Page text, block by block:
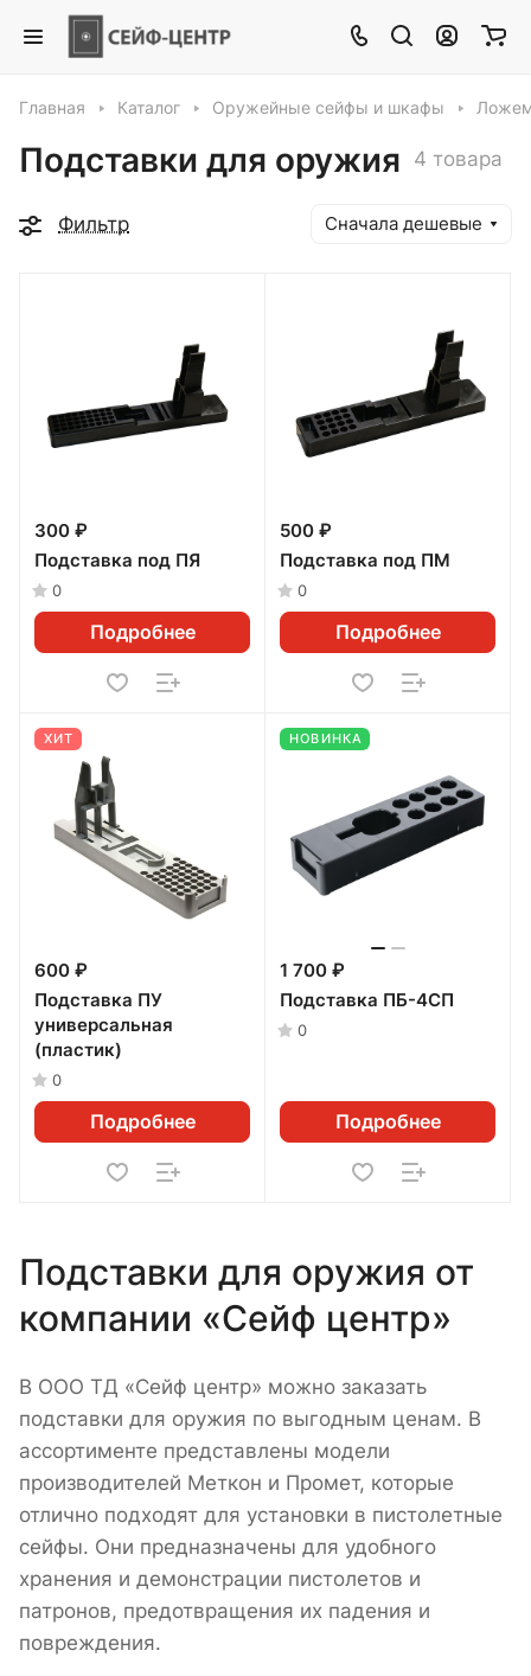
Главная Каталог Оружейные сейфы и шкафы
Подставки для оружия 4 товара
Фильтр Сначала дешевые
300 ₽
Подставка под ПЯ
0
Подробнее
500 ₽
Подставка под ПМ
0
Подробнее
ХИТ
600 ₽
Подставка ПУ
универсальная
(пластик)
0
Подробнее
НОВИНКА
1 700 ₽
Подставка ПБ-4СП
0
Подробнее
Подставки для оружия от
компании «Сейф центр»
В ООО ТД «Сейф центр» можно заказать
подставки для оружия по выгодным ценам. В
ассортименте представлены модели
производителей Меткон и Промет, которые
отлично подходят для установки в пистолетные
сейфы. Они предназначены для удобного
хранения и демонстрации пистолетов и
патронов, предотвращения их падения и
повреждения.